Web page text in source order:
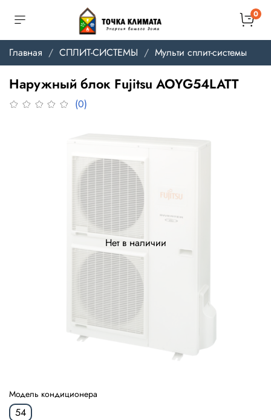
0
Главная СПЛИТ-СИСТЕМЫ Мульти сплит-системы
Наружный блок Fujitsu AOYG54LATT
(0)
Нет в наличии
Модель кондиционера
54